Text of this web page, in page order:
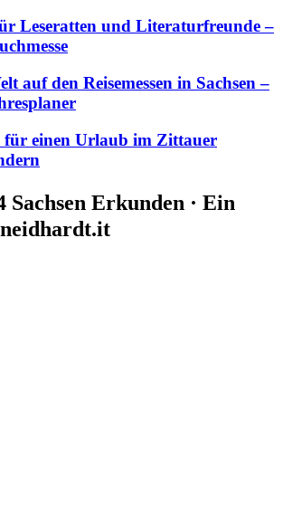
Leseratten und Literaturfreunde –
auf den Reisemessen in Sachsen –
für einen Urlaub im Zittauer
Sachsen Erkunden · Ein